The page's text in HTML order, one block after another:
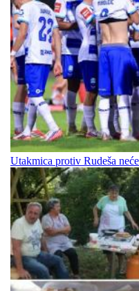
Utakmica protiv Rudeša